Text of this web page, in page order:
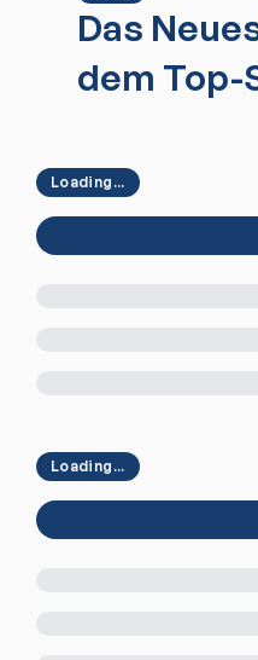
Das
dem Top-
Loading...
Loading...